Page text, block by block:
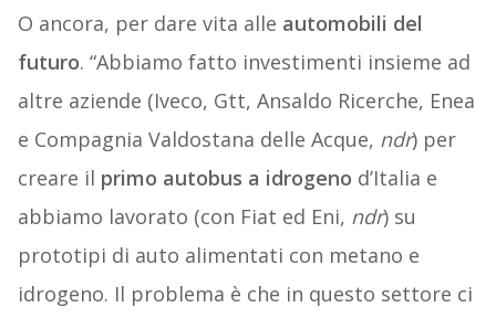
O ancora, per dare vita alle automobili del
futuro. “Abbiamo fatto investimenti insieme ad
altre aziende (Iveco, Gtt, Ansaldo Ricerche, Enea
e Compagnia Valdostana delle Acque, ndr) per
creare il primo autobus a idrogeno d’Italia e
abbiamo lavorato (con Fiat ed Eni, ndr) su
prototipi di auto alimentati con metano e
idrogeno. Il problema è che in questo settore ci